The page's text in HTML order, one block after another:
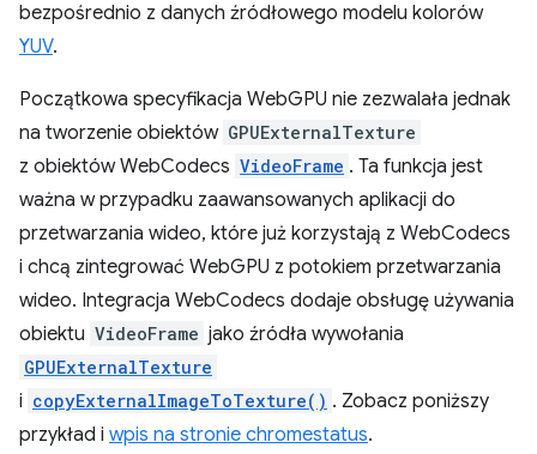
bezpośrednio z danych źródłowego modelu kolorów
YUV.
Początkowa specyfikacja WebGPU nie zezwalała jednak
na tworzenie obiektów GPUExternalTexture
z obiektów WebCodecs VideoFrame . Ta funkcja jest
ważna w przypadku zaawansowanych aplikacji do
przetwarzania wideo, które już korzystają z WebCodecs
i chcą zintegrować WebGPU z potokiem przetwarzania
wideo. Integracja WebCodecs dodaje obsługę używania
obiektu VideoFrame jako źródła wywołania
GPUExternalTexture
i copyExternalImageToTexture() . Zobacz poniższy
przykład i wpis na stronie chromestatus.